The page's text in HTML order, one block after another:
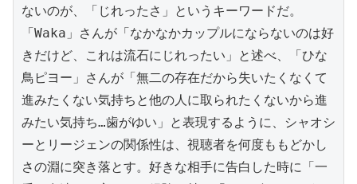
ないのが、「じれったさ」というキーワードだ。
「Waka」さんが「なかなかカップルにならないのは好
きだけど、これは流石にじれったい」と述べ、「ひな
鳥ピヨー」さんが「無二の存在だから失いたくなくて
進みたくない気持ちと他の人に取られたくないから進
みたい気持ち…歯がゆい」と表現するように、シャオシ
ーとリージェンの関係性は、視聴者を何度ももどかし
さの淵に突き落とす。好きな相手に告白した時に「一